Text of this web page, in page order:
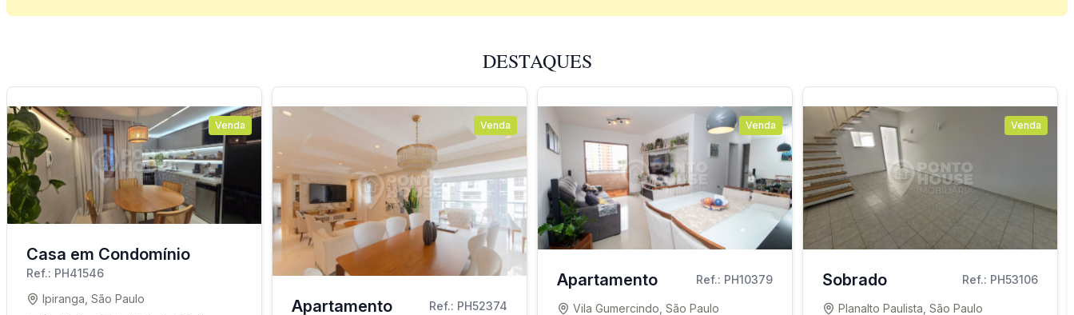
DESTAQUES
Venda
Casa em Condomínio
Ref.: PH41546
Ipiranga, São Paulo
Venda
Apartamento Ref.: PH52374
Venda
Apartamento Ref.: PH10379
Vila Gumercindo, São Paulo
Venda
Sobrado Ref.: PH53106
Planalto Paulista, São Paulo